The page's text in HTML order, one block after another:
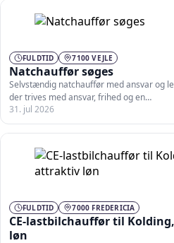
FULDTID 7100 VEJLE
Natchauffør søges
Selvstændig natchauffør med ansvar og
der trives med ansvar, frihed og en…
31. jul 2026
FULDTID 7000 FREDERICIA
CE-lastbilchauffør til
løn